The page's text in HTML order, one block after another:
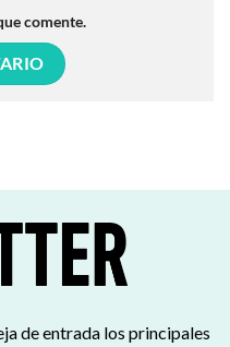
comente.
de entrada los principales